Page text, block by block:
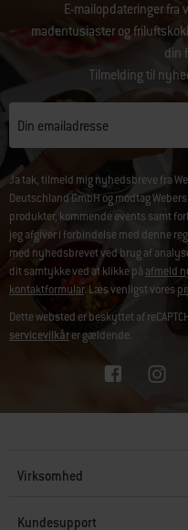
E-mailopdateringer fra
madentusiaster og
din
Tilmelding til
Din emailadresse
Ja tak, tilmeld mig nyhedsbreve fra
Deutschland GmbH og modtag
produkter, kommende events samt
jeg afgiver i forbindelse med denne
med nyhedsbrevet ved brug af
dit samtykke ved at klikke på afmeld
kontaktformular. Læs venligst vores
Dette websted er beskyttet af
servicevilkårer gældende.
Virksomhed
Kundesupport